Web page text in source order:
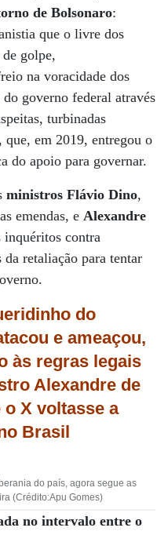
de Bolsonaro:
que o livre dos
golpe,
na voracidade dos
governo federal através
turbinadas
que, em 2019, entregou o
do apoio para governar.
ministros Flávio Dino,
emendas, e Alexandre
inquéritos contra
retaliação para tentar
do
e ameaçou,
às regras legais
Alexandre de
o X voltasse a
Brasil
do país, agora segue as
(Crédito:Apu Gomes)
no intervalo entre o